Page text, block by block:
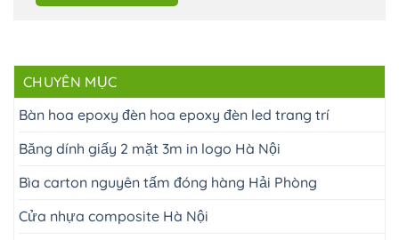
CHUYÊN MỤC
Bàn hoa epoxy đèn hoa epoxy đèn led trang trí
Băng dính giấy 2 mặt 3m in logo Hà Nội
Bìa carton nguyên tấm đóng hàng Hải Phòng
Cửa nhựa composite Hà Nội